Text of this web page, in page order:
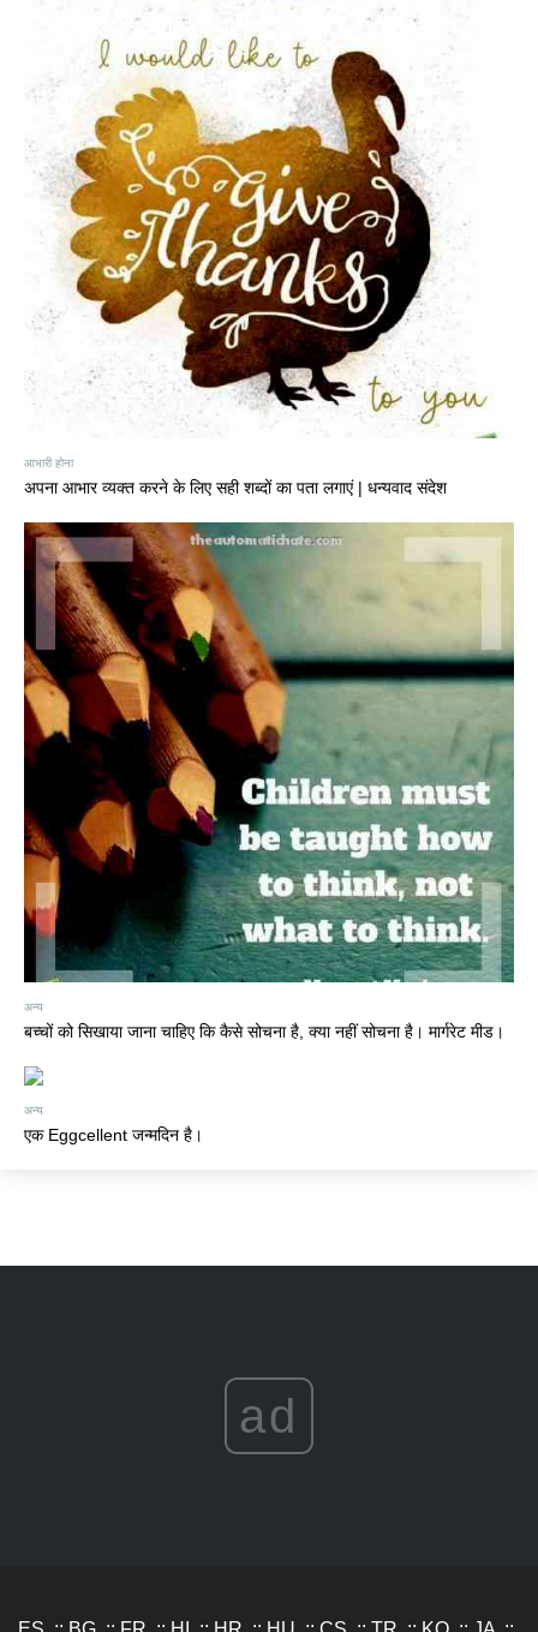
आभारी होना
अपना आभार व्यक्त करने के लिए सही शब्दों का पता लगाएं | धन्यवाद संदेश
अन्य
बच्चों को सिखाया जाना चाहिए कि कैसे सोचना है, क्या नहीं सोचना है। मार्गरेट मीड।
अन्य
एक Eggcellent जन्मदिन है।
ad